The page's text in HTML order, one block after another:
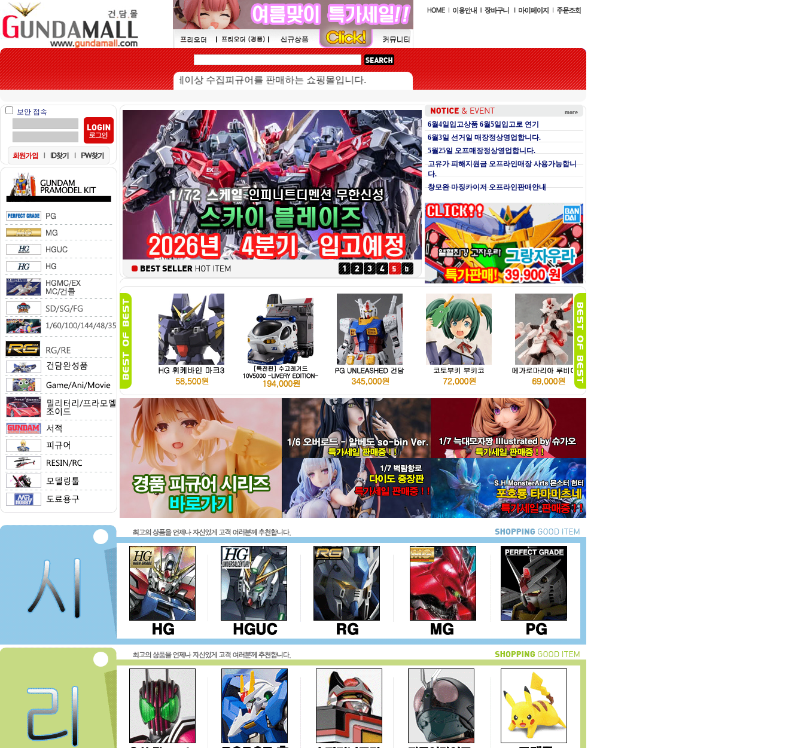
본 쇼핑몰은 15세이상 수집피규어를 판매하는 쇼핑몰입니다.
보안 접속
6월4일입고상품 6월5일입고로 연기
6월3일 선거일 매장정상영업합니다.
5월25일 오프매장정상영업합니다.
고유가 피해지원금 오프라인매장 사용가능합니
다.
창모완 마징카이저 오프라인판매안내